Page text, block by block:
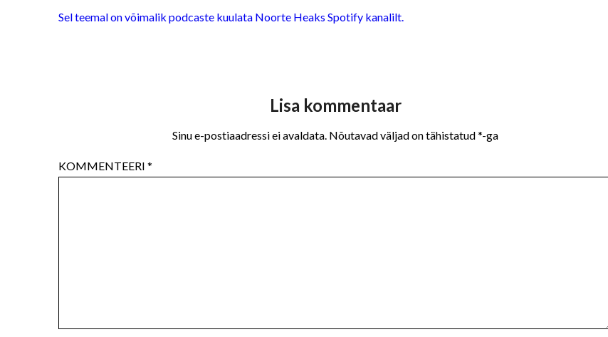
Sel teemal on võimalik podcaste kuulata Noorte Heaks Spotify kanalilt.
Lisa kommentaar
Sinu e-postiaadressi ei avaldata. Nõutavad väljad on tähistatud*-ga
KOMMENTEERI *